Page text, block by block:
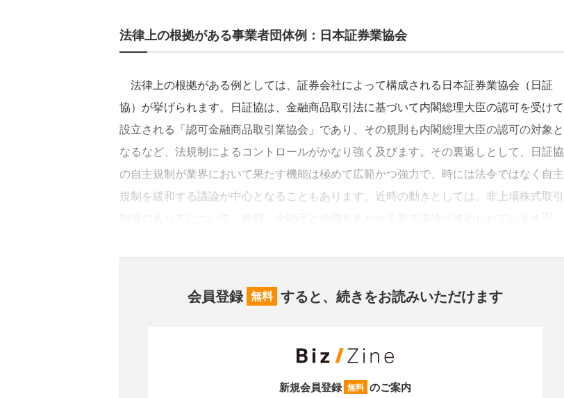
法律上の根拠がある事業者団体例：日本証券業協会
法律上の根拠がある例としては、証券会社によって構成される日本証券業協会（日証
協）が挙げられます。日証協は、金融商品取引法に基づいて内閣総理大臣の認可を受けて
設立される「認可金融商品取引業協会」であり、その規則も内閣総理大臣の認可の対象と
なるなど、法規制によるコントロールがかなり強く及びます。その裏返しとして、日証協
の自主規制が業界において果たす機能は極めて広範かつ強力で、時には法令ではなく自主
規制を緩和する議論が中心となることもあります。近時の動きとしては、非上場株式取引
会員登録 無料 すると、続きをお読みいただけます
新規会員登録 無料 のご案内